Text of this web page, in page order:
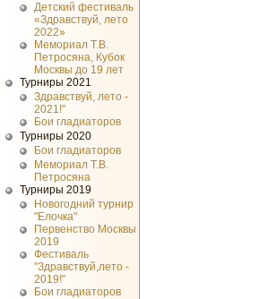
Детский фестиваль
«Здравствуй, лето
2022»
Мемориал Т.В.
Петросяна, Кубок
Москвы до 19 лет
Турниры 2021
Здравствуй, лето -
2021!"
Бои гладиаторов
Турниры 2020
Бои гладиаторов
Мемориал Т.В.
Петросяна
Турниры 2019
Новогодний турнир
"Елочка"
Первенство Москвы
2019
Фестиваль
"Здравствуй,лето -
2019!"
Бои гладиаторов